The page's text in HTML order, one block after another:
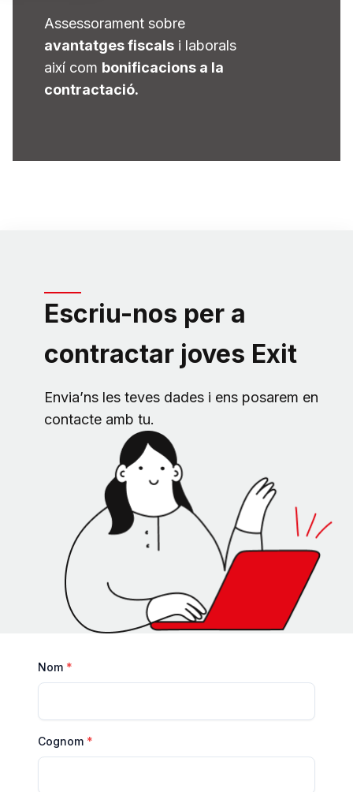
Assessorament sobre
avantatges fiscals i laborals
així com bonificacions a la
contractació.
Escriu-nos per a
contractar joves Exit
Envia’ns les teves dades i ens posarem en
contacte amb tu.
Nom
Cognom